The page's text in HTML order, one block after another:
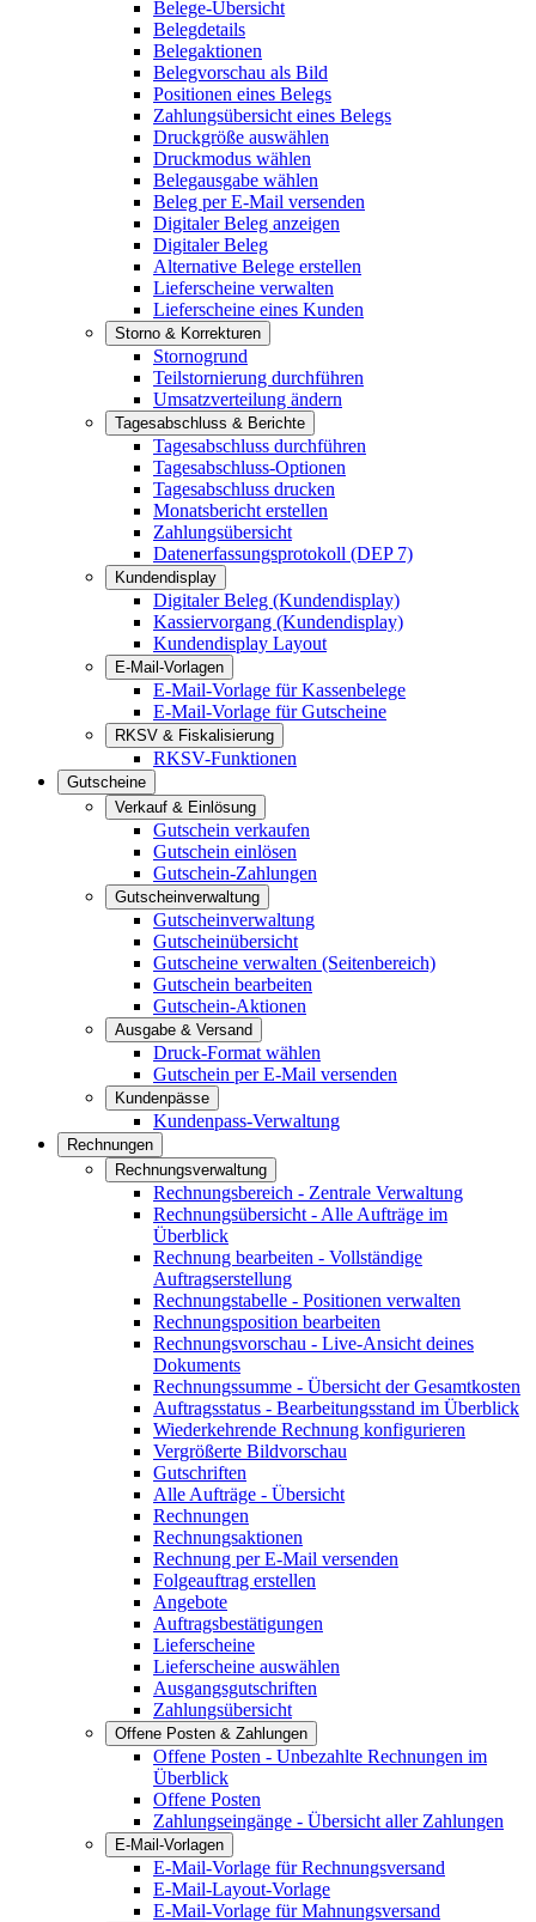
Belege-Übersicht
Belegdetails
Belegaktionen
Belegvorschau als Bild
Positionen eines Belegs
Zahlungsübersicht eines Belegs
Druckgröße auswählen
Druckmodus wählen
Belegausgabe wählen
Beleg per E-Mail versenden
Digitaler Beleg anzeigen
Digitaler Beleg
Alternative Belege erstellen
Lieferscheine verwalten
Lieferscheine eines Kunden
Storno & Korrekturen
Stornogrund
Teilstornierung durchführen
Umsatzverteilung ändern
Tagesabschluss & Berichte
Tagesabschluss durchführen
Tagesabschluss-Optionen
Tagesabschluss drucken
Monatsbericht erstellen
Zahlungsübersicht
Datenerfassungsprotokoll (DEP 7)
Kundendisplay
Digitaler Beleg (Kundendisplay)
Kassiervorgang (Kundendisplay)
Kundendisplay Layout
E-Mail-Vorlagen
E-Mail-Vorlage für Kassenbelege
E-Mail-Vorlage für Gutscheine
RKSV & Fiskalisierung
RKSV-Funktionen
Gutscheine
Verkauf & Einlösung
Gutschein verkaufen
Gutschein einlösen
Gutschein-Zahlungen
Gutscheinverwaltung
Gutscheinverwaltung
Gutscheinübersicht
Gutscheine verwalten (Seitenbereich)
Gutschein bearbeiten
Gutschein-Aktionen
Ausgabe & Versand
Druck-Format wählen
Gutschein per E-Mail versenden
Kundenpässe
Kundenpass-Verwaltung
Rechnungen
Rechnungsverwaltung
Rechnungsbereich - Zentrale Verwaltung
Rechnungsübersicht - Alle Aufträge im
Überblick
Rechnung bearbeiten - Vollständige
Auftragserstellung
Rechnungstabelle - Positionen verwalten
Rechnungsposition bearbeiten
Rechnungsvorschau - Live-Ansicht deines
Dokuments
Rechnungssumme - Übersicht der Gesamtkosten
Auftragsstatus - Bearbeitungsstand im Überblick
Wiederkehrende Rechnung konfigurieren
Vergrößerte Bildvorschau
Gutschriften
Alle Aufträge - Übersicht
Rechnungen
Rechnungsaktionen
Rechnung per E-Mail versenden
Folgeauftrag erstellen
Angebote
Auftragsbestätigungen
Lieferscheine
Lieferscheine auswählen
Ausgangsgutschriften
Zahlungsübersicht
Offene Posten & Zahlungen
Offene Posten - Unbezahlte Rechnungen im
Überblick
Offene Posten
Zahlungseingänge - Übersicht aller Zahlungen
E-Mail-Vorlagen
E-Mail-Vorlage für Rechnungsversand
E-Mail-Layout-Vorlage
E-Mail-Vorlage für Mahnungsversand